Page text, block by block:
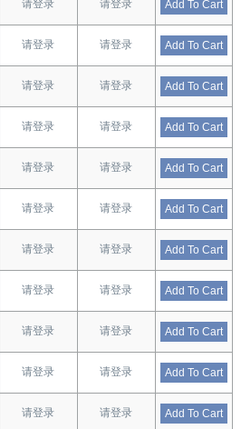
请登录 请登录 Add To Cart
请登录 请登录 Add To Cart
请登录 请登录 Add To Cart
请登录 请登录 Add To Cart
请登录 请登录 Add To Cart
请登录 请登录 Add To Cart
请登录 请登录 Add To Cart
请登录 请登录 Add To Cart
请登录 请登录 Add To Cart
请登录 请登录 Add To Cart
请登录 请登录 Add To Cart